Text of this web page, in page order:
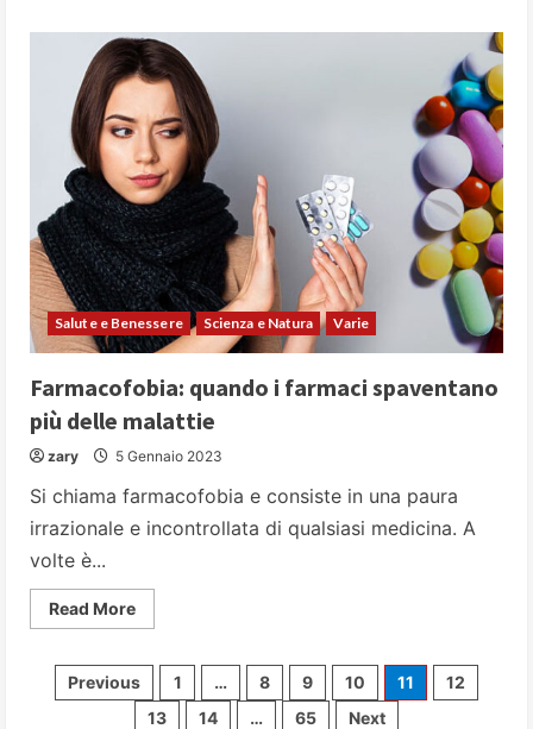
è
così
difficile
chiedere
aiuto
Salute e Benessere Scienza e Natura Varie
Farmacofobia: quando i farmaci spaventano
più delle malattie
zary 5 Gennaio 2023
Si chiama farmacofobia e consiste in una paura
irrazionale e incontrollata di qualsiasi medicina. A
volte è...
Read MoreRead
more
quando
i
farmaci
spaventano
Paginazione
Previous 1 … 8 9 10 11
12
13
14 … 65 Next